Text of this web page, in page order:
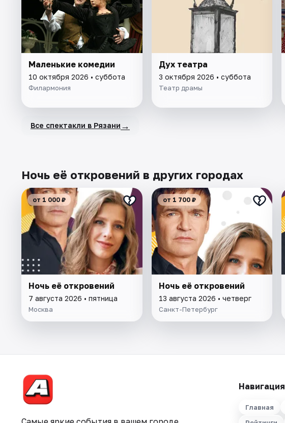
Маленькие комедии
10 октября 2026 • суббота
Филармония
Дух театра
3 октября 2026 • суббота
Театр драмы
Все спектакли в Рязани →
Ночь её откровений в других городах
от 1 000 ₽
Ночь её откровений
7 августа 2026 • пятница
Москва
от 1 700 ₽
Ночь её откровений
13 августа 2026 • четверг
Санкт-Петербург
Навигация
Главная